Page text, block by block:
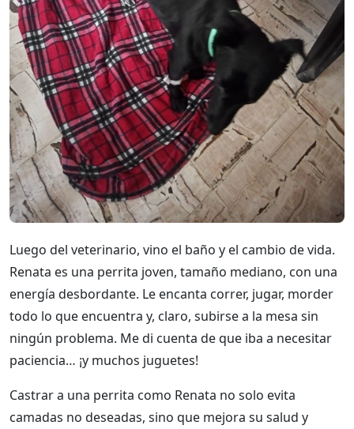
Luego del veterinario, vino el baño y el cambio de vida.
Renata es una perrita joven, tamaño mediano, con una
energía desbordante. Le encanta correr, jugar, morder
todo lo que encuentra y, claro, subirse a la mesa sin
ningún problema. Me di cuenta de que iba a necesitar
paciencia… ¡y muchos juguetes!
Castrar a una perrita como Renata no solo evita
camadas no deseadas, sino que mejora su salud y